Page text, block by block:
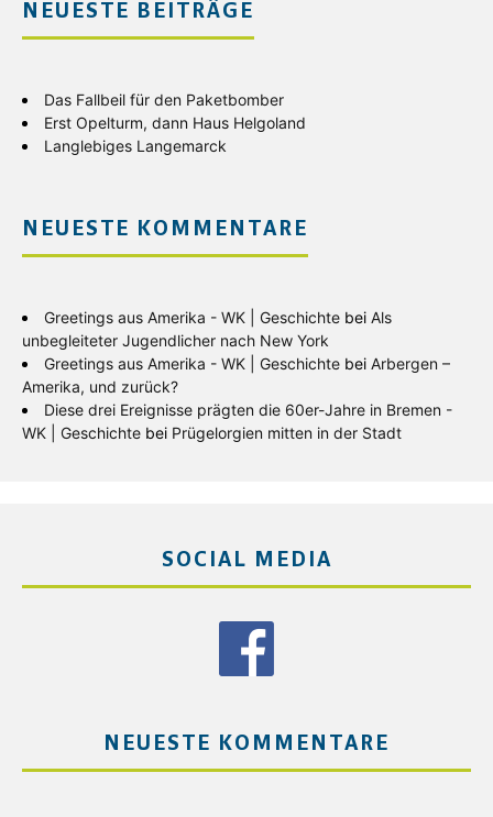
NEUESTE BEITRÄGE
Das Fallbeil für den Paketbomber
Erst Opelturm, dann Haus Helgoland
Langlebiges Langemarck
NEUESTE KOMMENTARE
Greetings aus Amerika - WK | Geschichte bei Als
unbegleiteter Jugendlicher nach New York
Greetings aus Amerika - WK | Geschichte bei Arbergen –
Amerika, und zurück?
Diese drei Ereignisse prägten die 60er-Jahre in Bremen -
WK | Geschichte bei Prügelorgien mitten in der Stadt
SOCIAL MEDIA
NEUESTE KOMMENTARE